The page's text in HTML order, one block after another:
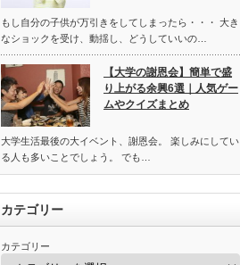
もし自分の子供が万引きをしてしまったら・・・ 大き
なショックを受け、動揺し、どうしていいの…
【大学の謝恩会】簡単で盛
り上がる余興6選｜人気ゲー
ムやクイズまとめ
大学生活最後の大イベント、謝恩会。 楽しみにしてい
る人も多いことでしょう。 でも…
カテゴリー
カテゴリー